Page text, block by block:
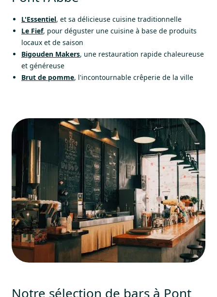
L'Essentiel, et sa délicieuse cuisine traditionnelle
Le Fief, pour déguster une cuisine à base de produits
locaux et de saison
Bigouden Makers, une restauration rapide chaleureuse
et généreuse
Brut de pomme, l'incontournable crêperie de la ville
Notre sélection de bars à Pont